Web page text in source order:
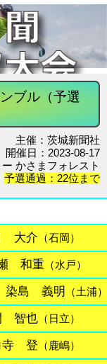
ブル（予選
主催：茨城新聞社
開催日：2023-08-17
かさまフォレスト
予選通過：22位まで
大介 （石岡）
和重（水戸）
染島 義明 （土浦）
智也 （日立）
寺 登 （鹿嶋）